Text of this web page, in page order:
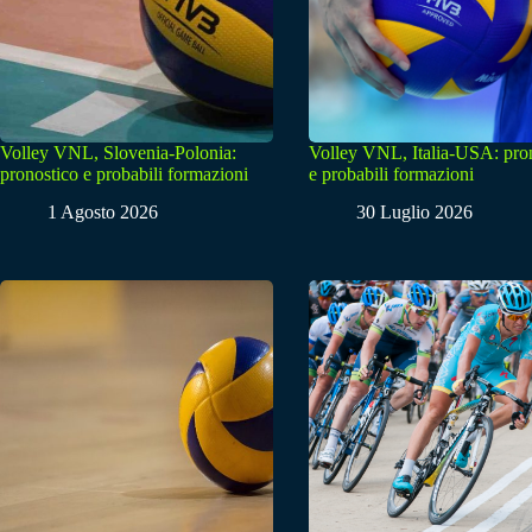
Volley VNL, Slovenia-Polonia:
pronostico e probabili formazioni
1 Agosto 2026
Volley VNL, Italia-USA:
e probabili formazioni
30 Luglio 2026